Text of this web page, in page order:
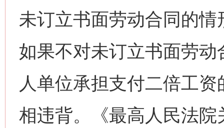
未订立书面劳动合同的
如果不对未订立书面劳
人单位承担支付二倍工
相违背。《最高人民法